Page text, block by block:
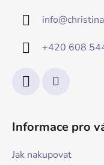
info@
+420 608
Informace pro
Jak nakupovat